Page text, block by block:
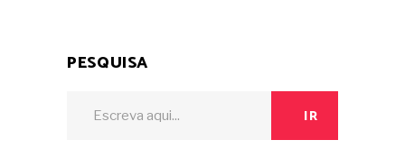
PESQUISA
IR